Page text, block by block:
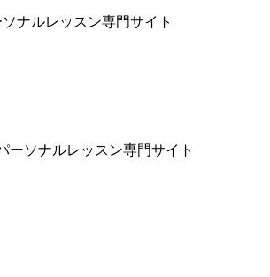
ナルレッスン専門サイト
ーソナルレッスン専門サイト